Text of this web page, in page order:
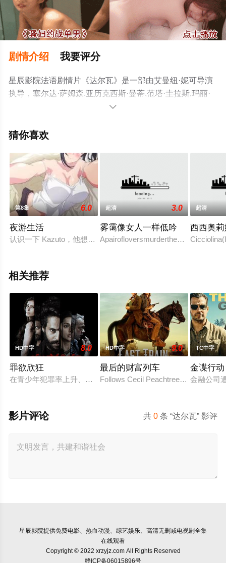
剧情介绍 我要评分
星辰影院法语剧情片《达尔瓦》是一部由艾曼纽·妮可导演
执导，塞尔达·萨姆森,亚历克西斯·曼蒂,范塔·圭拉斯,玛丽·
德纳尔诺,让-路易·库洛奇,桑德利娜·布兰琪,玛雅·桑多兹,查
蒂达·萨乔,吉勒斯·戴维,Romane,Mouyal,Anne-
时电影，手机免费观看高清未删减完整版电影大全就来星
辰电影网，更多相关剧情可移步至豆瓣电影、电视猫或剧
情网等平台了解。

猜你喜欢
第8集 6.0
夜游生活
认识一下 Kazuto，他想成为一名摄影师，但梦想落空了；而
超清 3.0
雾霭像女人一样低吟
超清
西西奥
相关推荐
HD中字 8.0
罪欲欣狂
在青少年犯罪率上升、价值观逐渐消退的当下，社会不得不面
HD中字 9.0
最后的财富列车
Follows Cecil Peachtree, a
TC中字
金谍行动
金融公司
共0 条 “达尔瓦” 影评
影片评论
星辰影院提供免费电影、热血动漫、综艺娱乐、高清无删减电视剧全集
在线观看
Copyright © 2022 xrzyjz.com All Rights Reserved
赣ICP备06015896号